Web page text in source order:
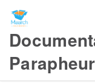
Parapheur